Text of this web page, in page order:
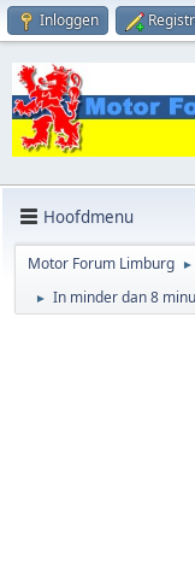
Inloggen
Hoofdmenu
Motor Forum Limburg ►
► In minder dan 8